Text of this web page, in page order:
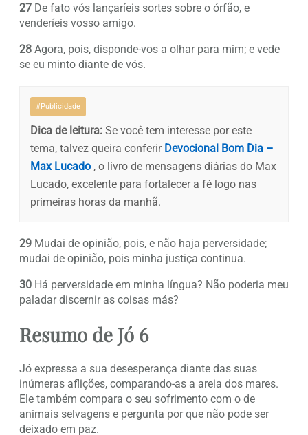
27 De fato vós lançaríeis sortes sobre o órfão, e
venderíeis vosso amigo.
28 Agora, pois, disponde-vos a olhar para mim; e vede
se eu minto diante de vós.
#Publicidade
Dica de leitura: Se você tem interesse por este
tema, talvez queira conferir Devocional Bom Dia –
Max Lucado , o livro de mensagens diárias do Max
Lucado, excelente para fortalecer a fé logo nas
primeiras horas da manhã.
29 Mudai de opinião, pois, e não haja perversidade;
mudai de opinião, pois minha justiça continua.
30 Há perversidade em minha língua? Não poderia meu
paladar discernir as coisas más?
Resumo de Jó 6
Jó expressa a sua desesperança diante das suas
inúmeras aflições, comparando-as a areia dos mares.
Ele também compara o seu sofrimento com o de
animais selvagens e pergunta por que não pode ser
deixado em paz.